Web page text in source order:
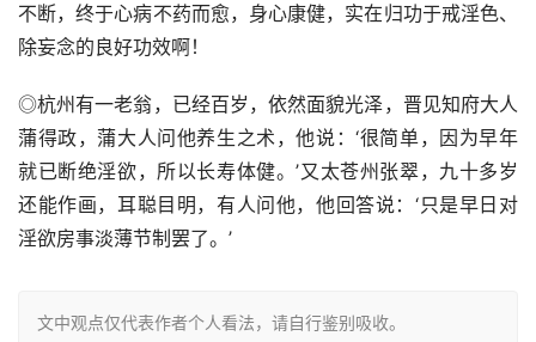
不断，终于心病不药而愈，身心康健，实在归功于戒淫色、
除妄念的良好功效啊！
◎杭州有一老翁，已经百岁，依然面貌光泽，晋见知府大人
蒲得政，蒲大人问他养生之术，他说：‘很简单，因为早年
就已断绝淫欲，所以长寿体健。’又太苍州张翠，九十多岁
还能作画，耳聪目明，有人问他，他回答说：‘只是早日对
淫欲房事淡薄节制罢了。’
文中观点仅代表作者个人看法，请自行鉴别吸收。